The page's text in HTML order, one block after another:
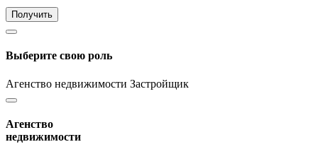
Получить
Выберите свою роль
Агенство недвижимости Застройщик
Агенство
недвижимости